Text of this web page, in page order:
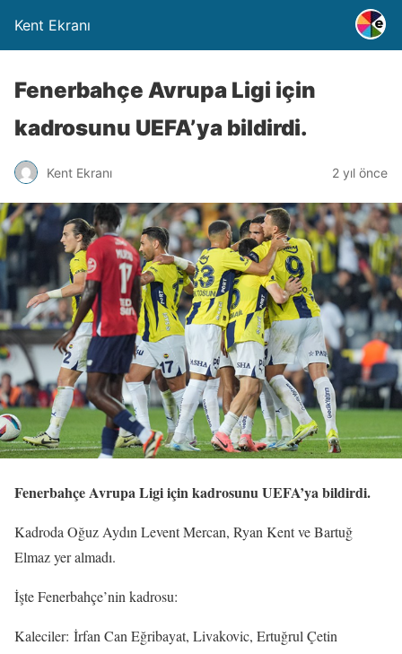
Kent Ekranı
Fenerbahçe Avrupa Ligi için
kadrosunu UEFA’ya bildirdi.
Kent Ekranı 2 yıl önce
Fenerbahçe Avrupa Ligi için kadrosunu UEFA’ya bildirdi.
Kadroda Oğuz Aydın Levent Mercan, Ryan Kent ve Bartuğ
Elmaz yer almadı.
İşte Fenerbahçe’nin kadrosu:
Kaleciler: İrfan Can Eğribayat, Livakovic, Ertuğrul Çetin